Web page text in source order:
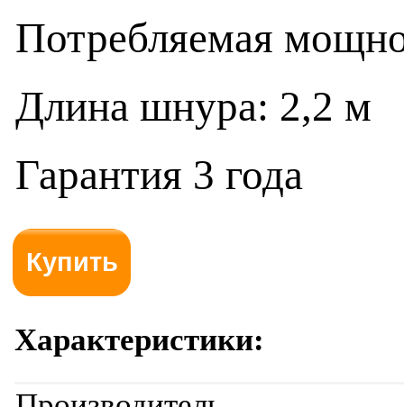
Потребляемая
Длина шнура: 2,2 м
Гарантия 3 года
Характеристики: